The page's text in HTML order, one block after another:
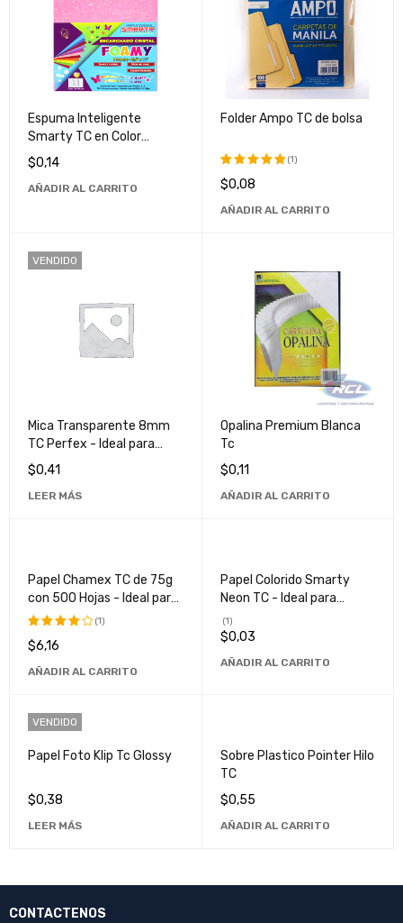
Espuma Inteligente
Smarty TC en Color
Rosado - Ideal para
Manualidades y Proyectos
Creativos
$0,14
AÑADIR AL CARRITO
Folder Ampo TC de bolsa
Valorado
de 5
(1)
$0,08
AÑADIR AL CARRITO
VENDIDO
Mica Transparente 8mm
TC Perfex - Ideal para
Protección y Decoración
$0,41
LEER MÁS
Opalina Premium Blanca
Tc
$0,11
AÑADIR AL CARRITO
Papel Chamex TC de 75g
con 500 Hojas - Ideal para
Impresiones de Alta
Valorado
4.00de
(1)
$6,16
AÑADIR AL CARRITO
Papel Colorido Smarty
Neon TC - Ideal para
Manualidades y Proyectos
Creativos
(1)
$0,03
AÑADIR AL CARRITO
VENDIDO
Papel Foto Klip Tc Glossy
$0,38
LEER MÁS
Sobre Plastico Pointer Hilo
TC
$0,55
AÑADIR AL CARRITO
CONTACTENOS